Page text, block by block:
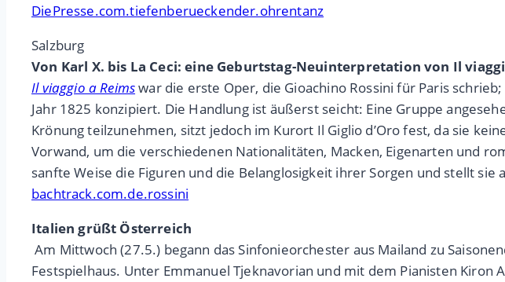
DiePresse.com.tiefenberueckender.ohrentanz
Salzburg
Von Karl X. bis La Ceci: eine Geburtstag-Neuinterpretation von Il
Il viaggio a Reimswar die erste Oper, die Gioachino Rossini für Paris
Jahr 1825 konzipiert. Die Handlung ist äußerst seicht: Eine Gruppe
Krönung teilzunehmen, sitzt jedoch im Kurort Il Giglio d’Oro fest, da sie
Vorwand, um die verschiedenen Nationalitäten, Macken, Eigenarten und
sanfte Weise die Figuren und die Belanglosigkeit ihrer Sorgen und stellt
bachtrack.com.de.rossini
Italien grüßt Österreich
Am Mittwoch (27.5.) begann das Sinfonieorchester aus Mailand zu
Festspielhaus. Unter Emmanuel Tjeknavorian und mit dem Pianisten